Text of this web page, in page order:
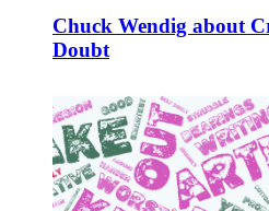
Chuck Wendig about
Doubt